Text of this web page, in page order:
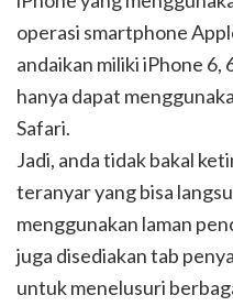
operasi smartphone
andaikan miliki iPhone 6,
hanya dapat
Safari.
Jadi, anda tidak bakal
teranyar yang bisa
menggunakan laman
juga disediakan tab
untuk menelusuri